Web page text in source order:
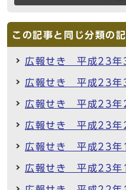
この記事と同じ分類の
広報せき 平成23年
広報せき 平成23年
広報せき 平成23年
広報せき 平成23年
広報せき 平成23年
広報せき 平成23年